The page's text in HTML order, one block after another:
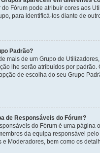
do Fórum pode atribuir cores aos
para identificá-los diante de
Padrão?
mais de um Grupo de
lhe serão atribuídos por padrão.
de escolha do seu Grupo
de Responsáveis do Fórum?
do Fórum é uma página
da equipa responsável
e Moderadores, bem como os